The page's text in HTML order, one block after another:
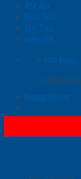
Dự Án
Báo Giá
Tin Tức
Liên hệ
Giỏ hàng
Chưa có
Đăng nhập